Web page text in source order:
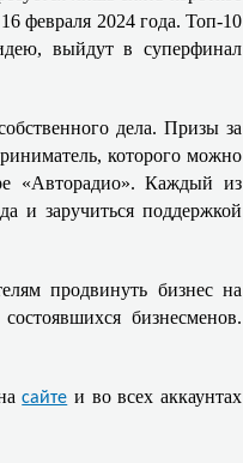
февраля 2024 года. Топ-10
выйдут в суперфинал
дела. Призы за
которого можно
«Авторадио». Каждый из
и заручиться поддержкой
продвинуть бизнес на
бизнесменов.
сайте и во всех аккаунтах